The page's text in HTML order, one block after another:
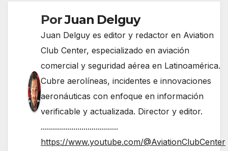
PorJuan Delguy
Juan Delguy es editor y redactor en Aviation
Club Center, especializado en aviación
comercial y seguridad aérea en Latinoamérica.
Cubre aerolíneas, incidentes e innovaciones
aeronáuticas con enfoque en información
verificable y actualizada. Director y editor.
......................................
https://www.youtube.com/@AviationClubCenter